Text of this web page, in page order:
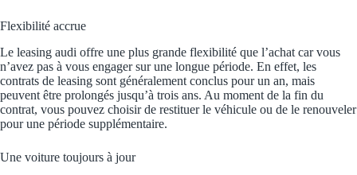
Flexibilité accrue
Le leasing audi offre une plus grande flexibilité que l’achat car vous
n’avez pas à vous engager sur une longue période. En effet, les
contrats de leasing sont généralement conclus pour un an, mais
peuvent être prolongés jusqu’à trois ans. Au moment de la fin du
contrat, vous pouvez choisir de restituer le véhicule ou de le renouveler
pour une période supplémentaire.
Une voiture toujours à jour